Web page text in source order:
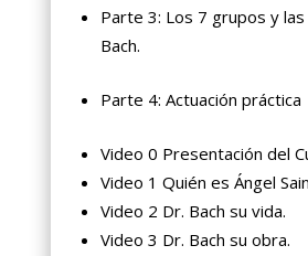
Parte 3: Los 7 grupos y
Bach.
Parte 4: Actuación práctica
Video 0 Presentación del
Video 1 Quién es Ángel
Video 2 Dr. Bach su vida.
Video 3 Dr. Bach su obra.